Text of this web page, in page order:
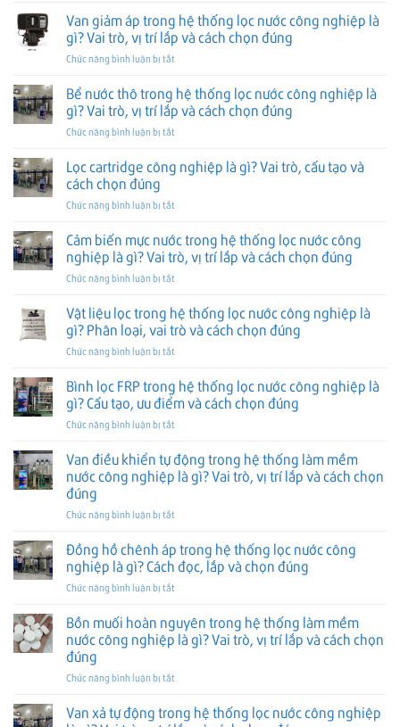
trí
lắp
đúng
Vai
trò,
trí
và
cách
lọc
nước
công
nghiệp
gì?
Vai
vị
lắp
nano
công
nghiệp
là
Khi
nào
dùng,
RO
và
chọn
đúng
Van giảm áp trong hệ thống lọc nước công nghiệp là
gì? Vai trò, vị trí lắp và cách chọn đúng
Chức năng bình luận bị tắtở
giảm
áp
trong
hệ
lọc
nước
nghiệp
gì?
Vai
vị
lắp
và
Bể nước thô trong hệ thống lọc nước công nghiệp là
gì? Vai trò, vị trí lắp và cách chọn đúng
Chức năng bình luận bị tắtở
nước
thô
hệ
lọc
nước
công
nghiệp
gì?
Vai
vị
lắp
và
Lọc cartridge công nghiệp là gì? Vai trò, cấu tạo và
cách chọn đúng
Chức năng bình luận bị tắtở
cartridge
công
nghiệp
là
Vai
trò,
cấu
tạo
cách
chọn
Cảm biến mực nước trong hệ thống lọc nước công
nghiệp là gì? Vai trò, vị trí lắp và cách chọn đúng
Chức năng bình luận bị tắtở
biến
mực
nước
trong
thống
lọc
công
là
gì?
vị
lắp
và
chọn
Vật liệu lọc trong hệ thống lọc nước công nghiệp là
gì? Phân loại, vai trò và cách chọn đúng
Chức năng bình luận bị tắtở
liệu
lọc
trong
hệ
lọc
nước
công
là
Phân
loại,
trò
cách
chọn
Bình lọc FRP trong hệ thống lọc nước công nghiệp là
gì? Cấu tạo, ưu điểm và cách chọn đúng
Chức năng bình luận bị tắtở
lọc
FRP
trong
thống
nước
công
nghiệp
là
Cấu
tạo,
và
chọn
Van điều khiển tự động trong hệ thống làm mềm
nước công nghiệp là gì? Vai trò, vị trí lắp và cách chọn
đúng
Chức năng bình luận bị tắtở
điều
khiển
tự
động
hệ
thống
làm
nước
nghiệp
Đồng hồ chênh áp trong hệ thống lọc nước công
nghiệp là gì? Cách đọc, lắp và chọn đúng
Chức năng bình luận bị tắtở
hồ
chênh
áp
hệ
lọc
nước
Bồn muối hoàn nguyên trong hệ thống làm mềm
nước công nghiệp là gì? Vai trò, vị trí lắp và cách chọn
đúng
Chức năng bình luận bị tắtở
muối
hoàn
Van xả tự động trong hệ thống lọc nước công nghiệp